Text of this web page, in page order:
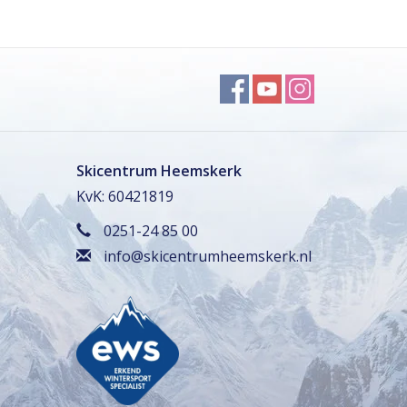
Skicentrum Heemskerk
KvK: 60421819
0251-24 85 00
info@skicentrumheemskerk.nl